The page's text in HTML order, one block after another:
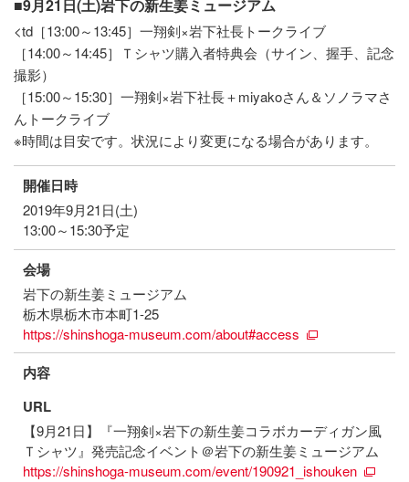
■9月21日(土)岩下の新生姜ミュージアム
<td［13:00～13:45］一翔剣×岩下社長トークライブ
［14:00～14:45］Ｔシャツ購入者特典会（サイン、握手、記念
撮影）
［15:00～15:30］一翔剣×岩下社長＋miyakoさん＆ソノラマさ
んトークライブ
※時間は目安です。状況により変更になる場合があります。
開催日時
2019年9月21日(土)
13:00～15:30予定
会場
岩下の新生姜ミュージアム
栃木県栃木市本町1-25
https://shinshoga-museum.com/about#access
内容
URL
【9月21日】『一翔剣×岩下の新生姜コラボカーディガン風
Ｔシャツ』発売記念イベント＠岩下の新生姜ミュージアム
https://shinshoga-museum.com/event/190921_ishouken